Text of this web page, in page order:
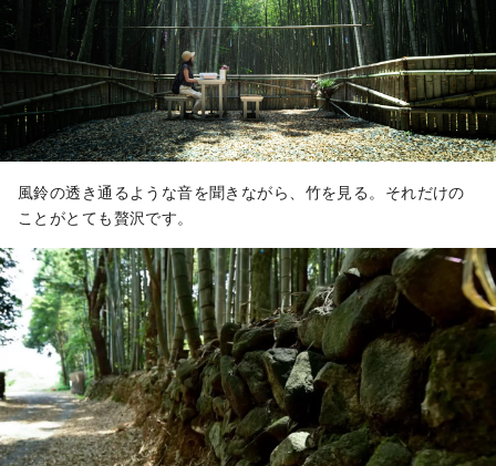
風鈴の透き通るような音を聞きながら、竹を見る。それだけの
ことがとても贅沢です。